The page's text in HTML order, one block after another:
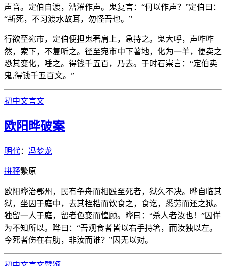
声音。定伯自渡，漕漼作声。鬼复言：“何以作声？”定伯曰：
“新死，不习渡水故耳，勿怪吾也。”
行欲至宛市，定伯便担鬼著肩上，急持之。鬼大呼，声咋咋
然，索下，不复听之。径至宛市中下著地，化为一羊，便卖之
恐其变化，唾之。得钱千五百，乃去。于时石崇言：“定伯卖
鬼,得钱千五百文。”
初中文言文
欧阳晔破案
明代： 冯梦龙
拼释繁原
欧阳晔治鄂州，民有争舟而相殴至死者，狱久不决。晔自临其
狱，坐囚于庭中，去其桎梏而饮食之，食讫，悉劳而还之狱。
独留一人于庭，留者色变而惶顾。晔曰：“杀人者汝也！”囚佯
为不知所以。晔曰：“吾观食者皆以右手持箸，而汝独以左。
今死者伤在右肋，非汝而谁？”囚无以对。